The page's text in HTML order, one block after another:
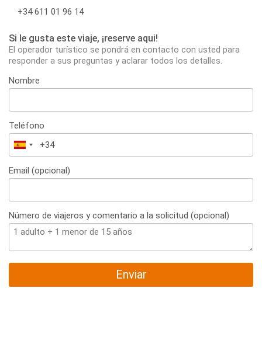
+34 611 01 96 14
Si le gusta este viaje, ¡reserve aqui!
El operador turístico se pondrá en contacto con usted para
responder a sus preguntas y aclarar todos los detalles.
Nombre
Teléfono
España
+34
Email (opcional)
Número de viajeros y comentario a la solicitud (opcional)
Enviar